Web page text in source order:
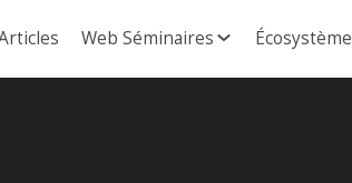
Web Séminaires Écosystème